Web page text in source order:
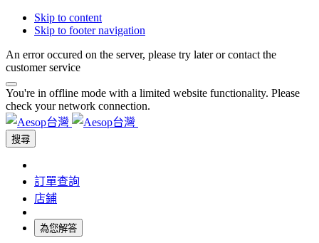
Skip to content
Skip to footer navigation
An error occured on the server, please try later or contact the
customer service
You're in offline mode with a limited website functionality. Please
check your network connection.
搜尋
訂單查詢
店鋪
為您解答